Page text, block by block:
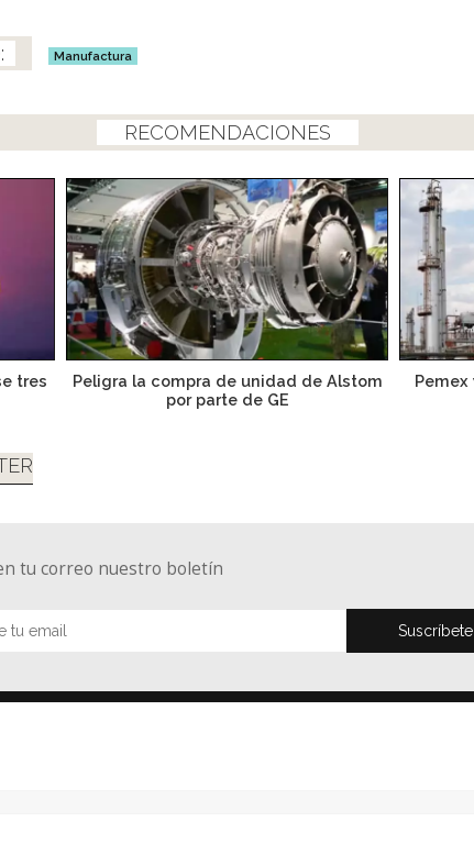
Manufactura
RECOMENDACIONES
tres
Peligra la compra de unidad de Alstom
por parte de GE
tu correo nuestro boletín